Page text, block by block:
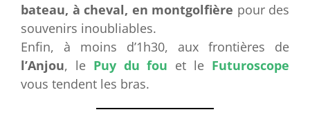
bateau, à cheval, en montgolfière pour des
souvenirs inoubliables.
Enfin, à moins d’1h30, aux frontières de
l’Anjou, le Puy du fou et le Futuroscope
vous tendent les bras.